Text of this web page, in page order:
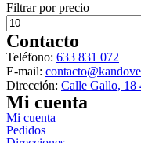
Filtrar por precio
Precio
mínimo
Contacto
Teléfono: 633 831 072
E-mail:
Dirección: Calle Gallo, 18
Mi cuenta
Mi cuenta
Pedidos